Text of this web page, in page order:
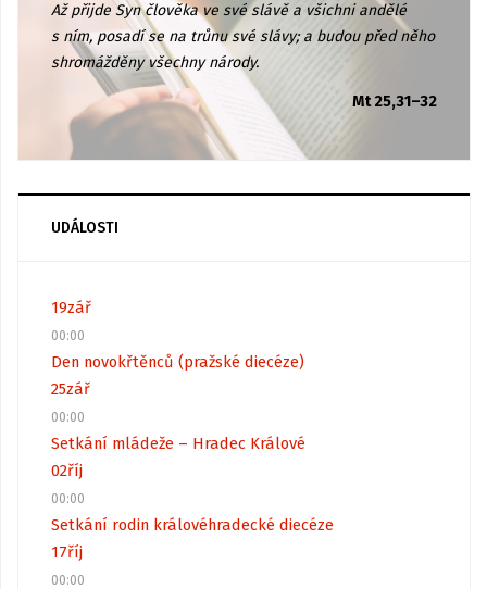
Až přijde Syn člověka ve své slávě a všichni andělé
s ním, posadí se na trůnu své slávy; a budou před něho
shromážděny všechny národy.
Mt 25,31–32
UDÁLOSTI
19zář
00:00
Den novokřtěnců (pražské diecéze)
25zář
00:00
Setkání mládeže – Hradec Králové
02říj
00:00
Setkání rodin královéhradecké diecéze
17říj
00:00